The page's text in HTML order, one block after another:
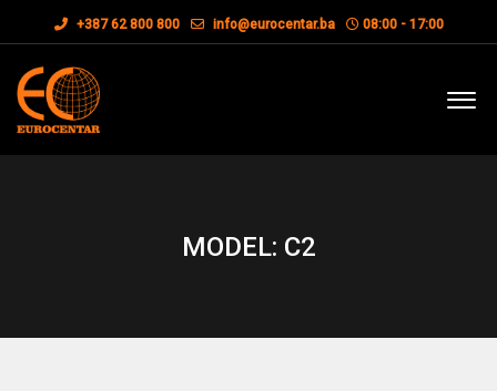
+387 62 800 800 info@eurocentar.ba 08:00 - 17:00
MODEL: C2